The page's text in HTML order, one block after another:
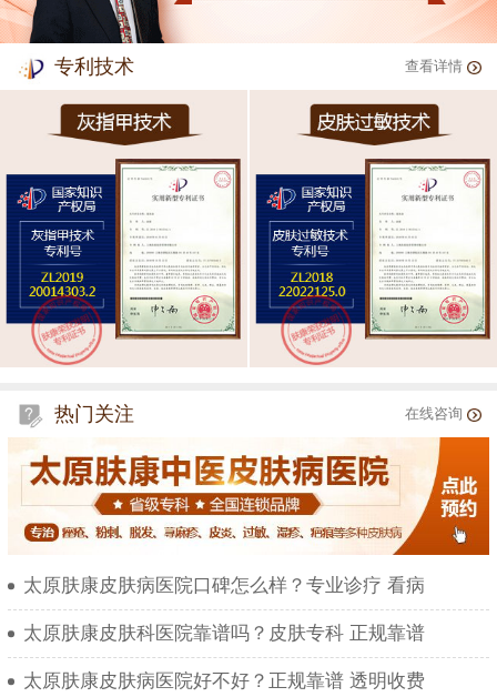
专利技术 查看详情
热门关注 在线咨询
太原肤康皮肤病医院口碑怎么样？专业诊疗 看病
太原肤康皮肤科医院靠谱吗？皮肤专科 正规靠谱
太原肤康皮肤病医院好不好？正规靠谱 透明收费